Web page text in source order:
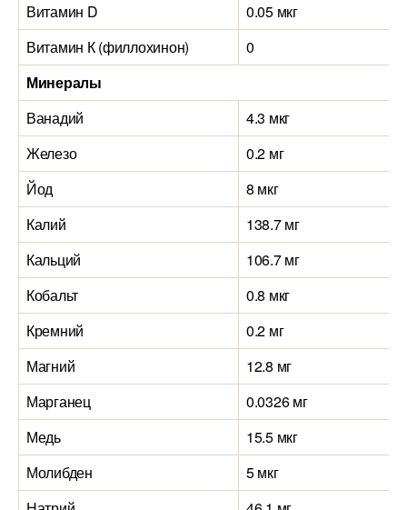
Витамин D
0.05 мкг
Витамин К (филлохинон)
0
Минералы
Ванадий
4.3 мкг
Железо
0.2 мг
Йод
8 мкг
Калий
138.7 мг
Кальций
106.7 мг
Кобальт
0.8 мкг
Кремний
0.2 мг
Магний
12.8 мг
Марганец
0.0326 мг
Медь
15.5 мкг
Молибден
5 мкг